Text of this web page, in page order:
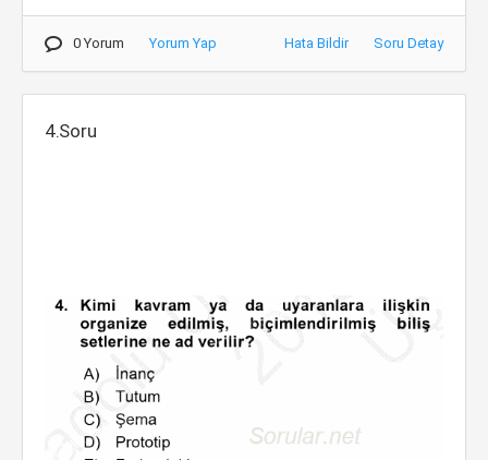
0 Yorum Yorum Yap Hata Bildir Soru Detay
4.Soru